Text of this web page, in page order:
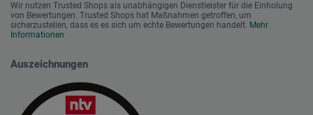
Wir nutzen Trusted Shops als unabhängigen Dienstleister für die Einholung
von Bewertungen. Trusted Shops hat Maßnahmen getroffen, um
sicherzustellen, dass es es sich um echte Bewertungen handelt. Mehr
Informationen
Auszeichnungen